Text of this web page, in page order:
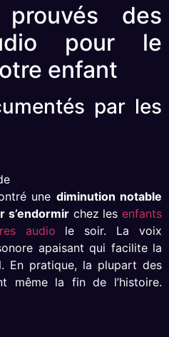
des
pour le
enfant
par les
une diminution notable
s’endormirchez lesenfants
audio le soir. La voix
apaisant qui facilite la
En pratique, la plupart des
même la fin de l’histoire.